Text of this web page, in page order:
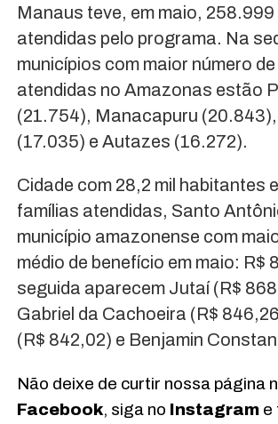
Manaus teve, em maio,
atendidas pelo programa. Na
municípios com maior número
atendidas no Amazonas estão
(21.754), Manacapuru
(17.035) e Autazes (16.272).
Cidade com 28,2 mil habitantes
famílias atendidas, Santo
município amazonense com
médio de benefício em maio: R$
seguida aparecem Jutaí (R$
Gabriel da Cachoeira (R$
(R$ 842,02) e Benjamin
Não deixe de curtir nossa página
Facebook, siga no Instagrame